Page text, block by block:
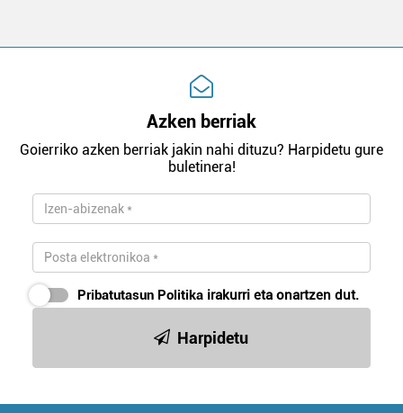
Azken berriak
Goierriko azken berriak jakin nahi dituzu? Harpidetu gure
buletinera!
Pribatutasun Politika irakurri eta onartzen dut.
Harpidetu